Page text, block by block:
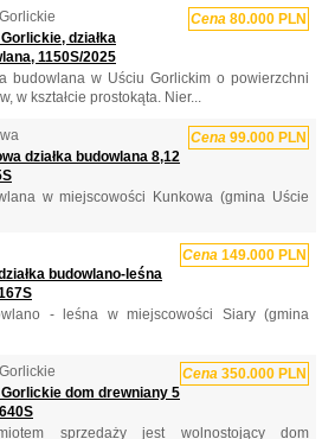
Cena 80.000 PLN
działka
1150S/2025
budowlana w Uściu Gorlickim o powierzchni
w kształcie prostokąta. Nier...
Cena 99.000 PLN
działka budowlana 8,12
w miejscowości Kunkowa (gmina Uście
Cena 149.000 PLN
budowlano-leśna
- leśna w miejscowości Siary (gmina
Cena 350.000 PLN
dom drewniany 5
sprzedaży jest wolnostojący dom